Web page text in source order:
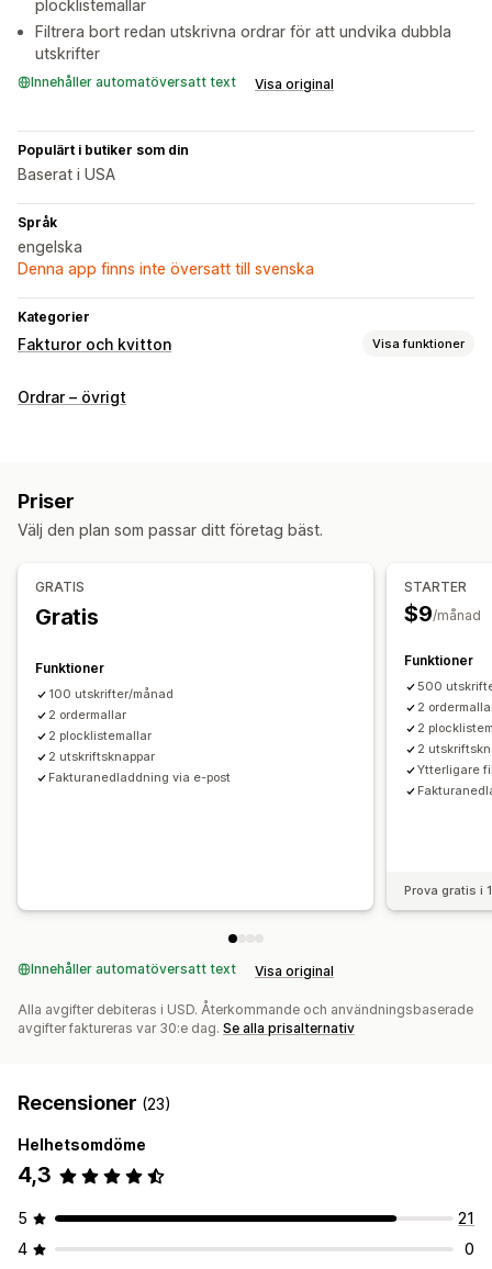
plocklistemallar
Filtrera bort redan utskrivna ordrar för att undvika dubbla
utskrifter
Innehåller automatöversatt text Visa original
Populärt i butiker som din
Baserat i USA
Språk
engelska
Denna app finns inte översatt till svenska
Kategorier
Fakturor och kvitton Visa funktioner
Dokumenttyper
Anpassning
Färg och teckensnitt
Varumärkeshantering
Filhantering
Bulknedladdning
Utskrift och export
Ordrar – övrigt
Priser
Välj den plan som passar ditt företag bäst.
GRATIS
Gratis
Funktioner
100 utskrifter/månad
2 ordermallar
2 plocklistemallar
2 utskriftsknappar
Fakturanedladdning via e-post
STARTER
$9/månad
Funktioner
500
2
2
2
Ytterligare
Prova gratis i
Innehåller automatöversatt text Visa original
Alla avgifter debiteras i USD. Återkommande och användningsbaserade
avgifter faktureras var 30:e dag. Se alla prisalternativ
Recensioner (23)
Helhetsomdöme
4,3
5
21
4
0